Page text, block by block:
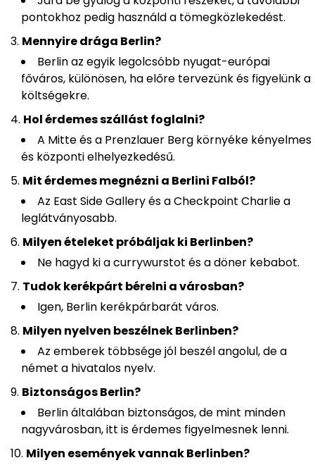
pontokhoz pedig használd a tömegközlekedést.
Mennyire drága Berlin?
Berlin az egyik legolcsóbb nyugat-európai
főváros, különösen, ha előre tervezünk és figyelünk a
költségekre.
Hol érdemes szállást foglalni?
A Mitte és a Prenzlauer Berg környéke kényelmes
és központi elhelyezkedésű.
Mit érdemes megnézni a Berlini Falból?
Az East Side Gallery és a Checkpoint Charlie a
leglátványosabb.
Milyen ételeket próbáljak ki Berlinben?
Ne hagyd ki a currywurstot és a döner kebabot.
Tudok kerékpárt bérelni a városban?
Igen, Berlin kerékpárbarát város.
Milyen nyelven beszélnek Berlinben?
Az emberek többsége jól beszél angolul, de a
német a hivatalos nyelv.
Biztonságos Berlin?
Berlin általában biztonságos, de mint minden
nagyvárosban, itt is érdemes figyelmesnek lenni.
Milyen események vannak Berlinben?